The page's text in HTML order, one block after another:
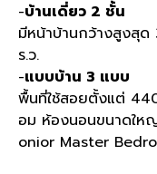
-บ้านเดี่ยว 2 ชั้น
มีหน้าบ้านกว้างสูงสุด
ร.ว.
-แบบบ้าน 3 แบบ
พื้นที่ใช้สอยตั้งแต่
อม ห้องนอนขนาดให
onior Master